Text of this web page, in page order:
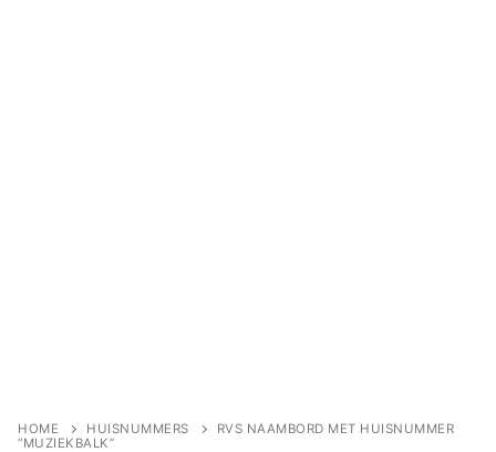
HOME HUISNUMMERS
RVS NAAMBORD MET HUISNUMMER
“MUZIEKBALK”